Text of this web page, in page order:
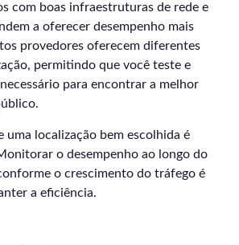
com boas infraestruturas de rede e
a oferecer desempenho mais
provedores oferecem diferentes
permitindo que você teste e
para encontrar a melhor
uma localização bem escolhida é
o desempenho ao longo do
o crescimento do tráfego é
a eficiência.